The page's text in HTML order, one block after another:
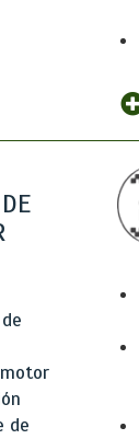
de